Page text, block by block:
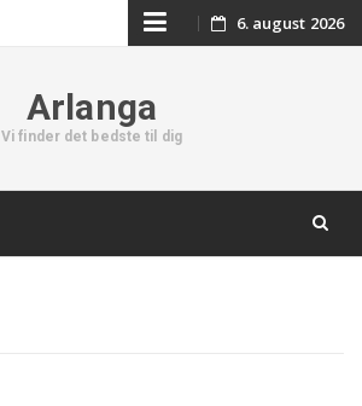
Skip
content
6. august 2026
Arlanga
Vi finder det bedste til dig